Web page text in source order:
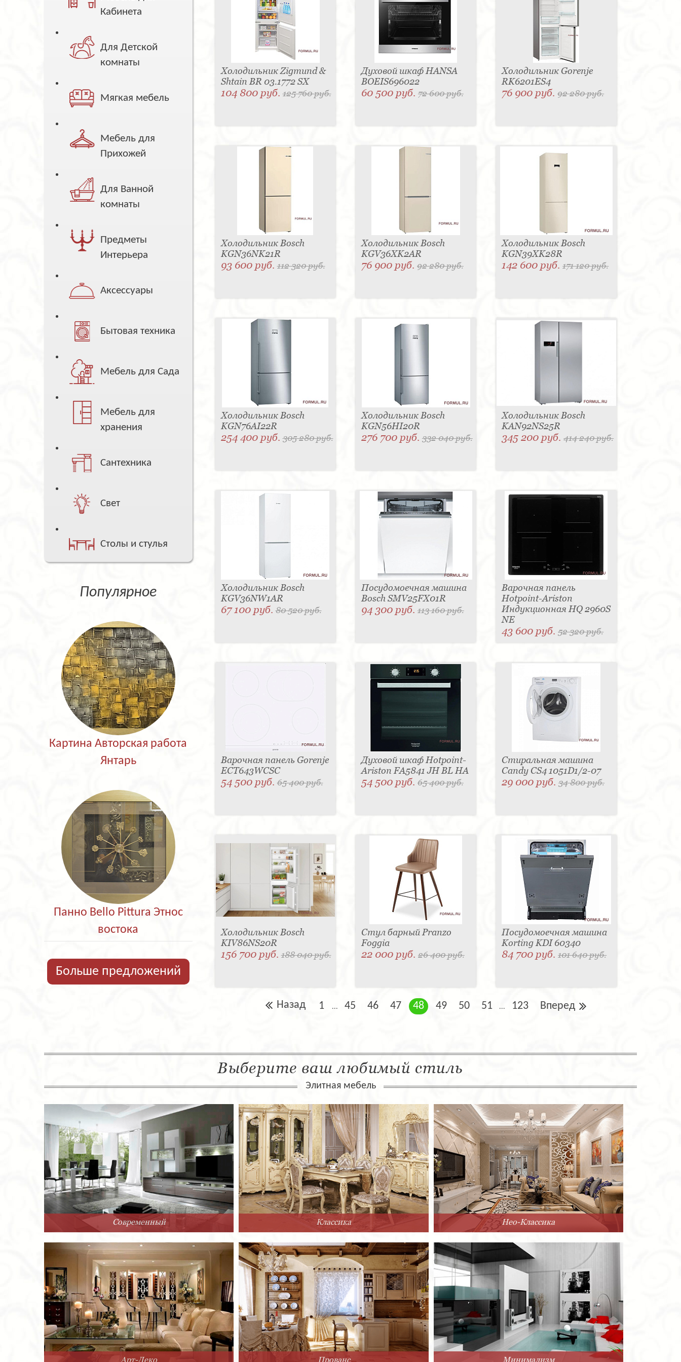
Кабинета
Для Детской
комнаты
Мягкая мебель
Мебель для
Прихожей
Для Ванной
комнаты
Предметы
Интерьера
Аксессуары
Бытовая техника
Мебель для Сада
Мебель для
хранения
Сантехника
Свет
Столы и стулья
Популярное
Картина Авторская работа
Янтарь
Панно Bello Pittura Этнос
востока
Больше предложений
Холодильник Zigmund &
Shtain BR 03.1772 SX
104 800 руб.125 760 руб.
Духовой шкаф HANSA
BOEIS696022
60 500 руб. 72 600 руб.
Холодильник Gorenje
RK6201ES4
76 900 руб.92 280 руб.
Холодильник Bosch
KGN36NK21R
93 600 руб.112 320 руб.
Холодильник Bosch
KGV36XK2AR
76 900 руб. 92 280 руб.
Холодильник Bosch
KGN39XK28R
142 600 руб.171 120 руб.
Холодильник Bosch
KGN76AI22R
254 400 руб.305 280 руб.
Холодильник Bosch
KGN56HI20R
276 700 руб. 332 040 руб.
Холодильник Bosch
KAN92NS25R
345 200 руб.414 240 руб.
Холодильник Bosch
KGV36NW1AR
67 100 руб.80 520 руб.
Посудомоечная машина
Bosch SMV25FX01R
94 300 руб. 113 160 руб.
Варочная панель
Hotpoint-Ariston
Индукционная HQ 2960S
NE
43 600 руб.52 320 руб.
Варочная панель Gorenje
ECT643WCSC
54 500 руб.65 400 руб.
Духовой шкаф Hotpoint-
Ariston FA5841 JH BL HA
54 500 руб. 65 400 руб.
Стиральная машина
Candy CS4 1051D1/2-07
29 000 руб.34 800 руб.
Холодильник Bosch
KIV86NS20R
156 700 руб.188 040 руб.
Стул барный Pranzo
Foggia
22 000 руб. 26 400 руб.
Посудомоечная машина
Korting KDI 60340
84 700 руб.101 640 руб.
Назад 1 ... 45 46 47 48 49 50 51 ... 123 Вперед
Выберите ваш любимый стиль
Элитная мебель
Современный Классика Нео-Классика
Арт-Деко Прованс Минимализм